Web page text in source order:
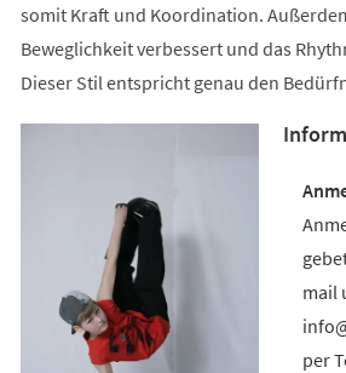
somit Kraft und Koordination.
Beweglichkeit verbessert und das
Dieser Stil entspricht genau den
mail
per